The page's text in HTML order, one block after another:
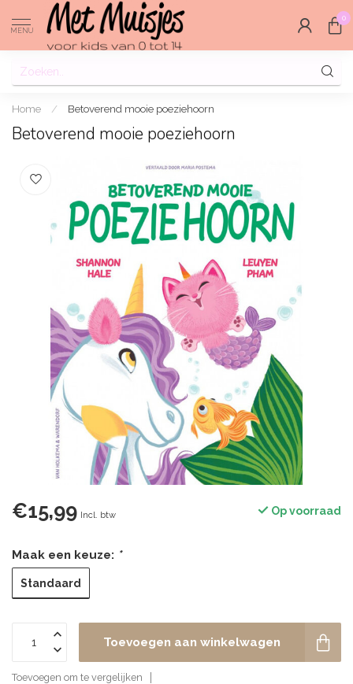
MENU
0
Home / Betoverend mooie poeziehoorn
Betoverend mooie poeziehoorn
€15,99 Incl. btw Op voorraad
Maak een keuze: *
Standaard
Toevoegen aan winkelwagen
Toevoegen om te vergelijken